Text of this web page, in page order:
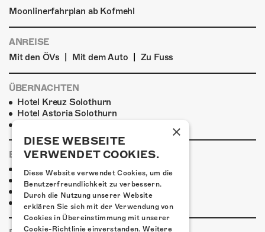
Moonlinerfahrplan ab Kofmehl
ANREISE
Mit den ÖVs
Mit dem Auto Zu Fuss
ÜBERNACHTEN
Hotel Kreuz Solothurn
Hotel Astoria Solothurn
ESSENSTIPPS
Pier 11
Ristorante Pizzeria Casablanca
Restaurant Kreuz
Pittaria
×
DIESE WEBSEITE
VERWENDET COOKIES.
Diese Website verwendet Cookies, um die
Benutzerfreundlichkeit zu verbessern.
Durch die Nutzung unserer Website
erklären Sie sich mit der Verwendung von
Cookies in Übereinstimmung mit unserer
Cookie-Richtlinie einverstanden. Weitere